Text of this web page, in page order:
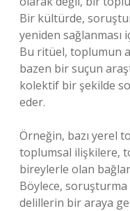
Bir kültürde,
yeniden sağlanması
Bu ritüel, toplumun
bazen bir suçun
kolektif bir şekilde
eder.
Örneğin, bazı yerel
toplumsal ilişkilere,
bireylerle olan
Böylece, soruşturma
delillerin bir araya